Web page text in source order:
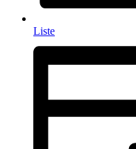
Liste